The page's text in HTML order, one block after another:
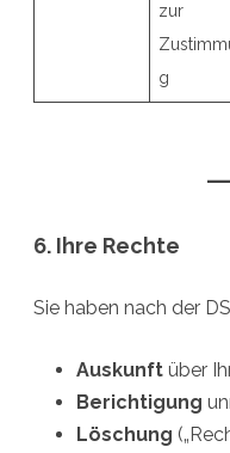
zur
g
6. Ihre Rechte
Sie haben nach der
Auskunft über
Berichtigung
Löschung